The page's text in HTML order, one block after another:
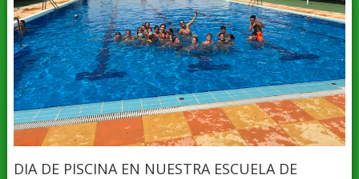
DIA DE PISCINA EN NUESTRA ESCUELA DE